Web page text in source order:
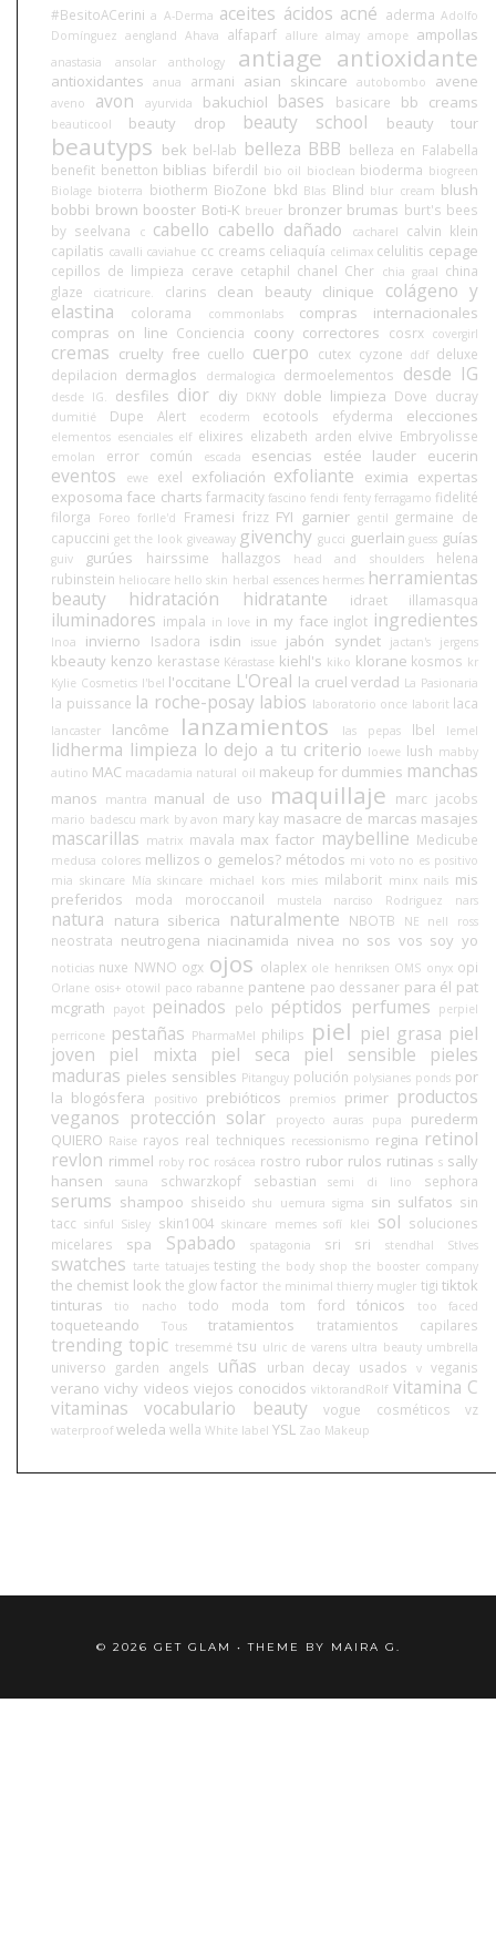
#BesitoACerini a A-Derma aceites ácidos acné aderma Adolfo
Domínguez aengland Ahava alfaparf allure almay amope ampollas
anastasia ansolar anthology antiage antioxidante
antioxidantes anua armani asian skincare autobombo avene
aveno avon ayurvida bakuchiol bases basicare bb creams
beauticool beauty drop beauty school beauty tour
beautyps bek bel-lab belleza BBB belleza en Falabella
benefit benetton biblias biferdil bio oil bioclean bioderma biogreen
Biolage bioterra biotherm BioZone bkd Blas Blind blur cream blush
bobbi brown booster Boti-K breuer bronzer brumas burt's bees
by seelvana
c cabello cabello dañado cacharel
calvin klein
capilatis cavalli caviahue cc creams celiaquía celimax celulitis cepage
cepillos de limpieza cerave cetaphil chanel Cher chia graal china
glaze
cicatricure. clarins clean beauty clinique
colágeno y
elastina
colorama commonlabs
compras internacionales
compras on line Conciencia coony correctores cosrx covergirl
cremas cruelty free cuello cuerpo cutex cyzone ddf deluxe
depilacion dermaglos dermalogica dermoelementos desde IG
desde IG. desfiles dior diy DKNY doble limpieza Dove ducray
dumitié Dupe Alert ecoderm ecotools efyderma elecciones
elementos esenciales elf elixires elizabeth arden elvive Embryolisse
emolan error común escada esencias estée lauder eucerin
eventos ewe exel exfoliación exfoliante eximia expertas
exposoma face charts farmacity fascino fendi fenty ferragamo fidelité
filorga
Foreo forlle'd Framesi frizz FYI garnier gentil germaine de
capuccini get the look giveaway givenchy gucci guerlain guess guías
guiv gurúes hairssime hallazgos head and shoulders
helena
rubinstein heliocare hello skin herbal essences hermes herramientas
beauty
hidratación hidratante idraet illamasqua
iluminadores impala in love in my face inglot ingredientes
Inoa invierno Isadora isdin issue jabón syndet jactan's jergens
kbeauty kenzo kerastase Kérastase kiehl's kiko klorane kosmos kr
Kylie Cosmetics l'bel l'occitane L'Oreal la cruel verdad La Pasionaria
la puissance la roche-posay labios laboratorio once laborit laca
lancaster lancôme lanzamientos las pepas lbel lemel
lidherma limpieza lo dejo a tu criterio loewe lush mabby
autino MAC macadamia natural oil makeup for dummies manchas
manos mantra manual de uso maquillaje marc jacobs
mario badescu mark by avon mary kay masacre de marcas masajes
mascarillas matrix mavala max factor maybelline Medicube
medusa colores mellizos o gemelos? métodos mi voto no es positivo
mia skincare Mía skincare michael kors mies milaborit minx nails mis
preferidos
moda moroccanoil mustela narciso Rodriguez nars
natura natura siberica naturalmente NBOTB NE nell ross
neostrata neutrogena niacinamida nivea no sos vos soy yo
noticias nuxe NWNO ogx ojos olaplex ole henriksen OMS onyx opi
Orlane osis+ otowil paco rabanne pantene pao dessaner para él pat
mcgrath
payot peinados pelo péptidos perfumes
perpiel
perricone pestañas PharmaMel philips piel piel grasa piel
joven
piel mixta piel seca piel sensible
pieles
maduras pieles sensibles Pitanguy polución polysianes ponds por
la blogósfera
positivo prebióticos premios primer productos
veganos protección solar proyecto auras pupa
purederm
QUIERO Raise rayos real techniques recessionismo regina retinol
revlon rimmel roby roc rosácea rostro rubor rulos rutinas s sally
hansen
sauna schwarzkopf sebastian semi di lino sephora
serums shampoo shiseido shu uemura sigma sin sulfatos sin
tacc sinful Sisley skin1004 skincare memes sofí klei sol soluciones
micelares
spa Spabado spatagonia sri sri stendhal StIves
swatches tarte tatuajes testing the body shop the booster company
the chemist look the glow factor the minimal thierry mugler tigi tiktok
tinturas
tio nacho todo moda tom ford tónicos too faced
toqueteando Tous tratamientos tratamientos capilares
trending topic tresemmé tsu ulric de varens ultra beauty umbrella
universo garden angels uñas urban decay usados v veganis
verano vichy videos viejos conocidos viktorandRolf vitamina C
vitaminas
vocabulario beauty vogue cosméticos vz
waterproof weleda wella White label YSL Zao Makeup
© 2026 GET GLAM • THEME BY MAIRA G.